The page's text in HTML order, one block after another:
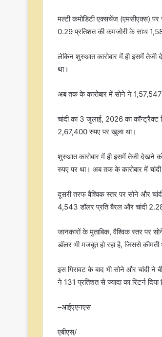
मल्टी कमोडिटी एक्सचेंज (एमसीएक्स)
0.29 प्रतिशत की कमजोरी के साथ
लेकिन शुरुआत कारोबार में ही इसमें
था।
अब तक के कारोबार में सोने ने
चांदी का 3 जुलाई, 2026 का
2,67,400 रुपए पर खुला था।
शुरुआत कारोबार में ही इसमें तेजी देखने
रुपए पर था। अब तक के कारोबार में
दूसरी तरफ वैश्विक स्तर पर सोने और
4,543 डॉलर प्रति बैरल और चांदी
जानकारों के मुताबिक, वैश्विक स्तर पर
डॉलर भी मजबूत हो रहा है, जिससे कीमती
इस गिरावट के बाद भी सोने और चांदी
ने 131 प्रतिशत से ज्यादा का रिटर्न दिया
–आईएएनएस
एबीएस/